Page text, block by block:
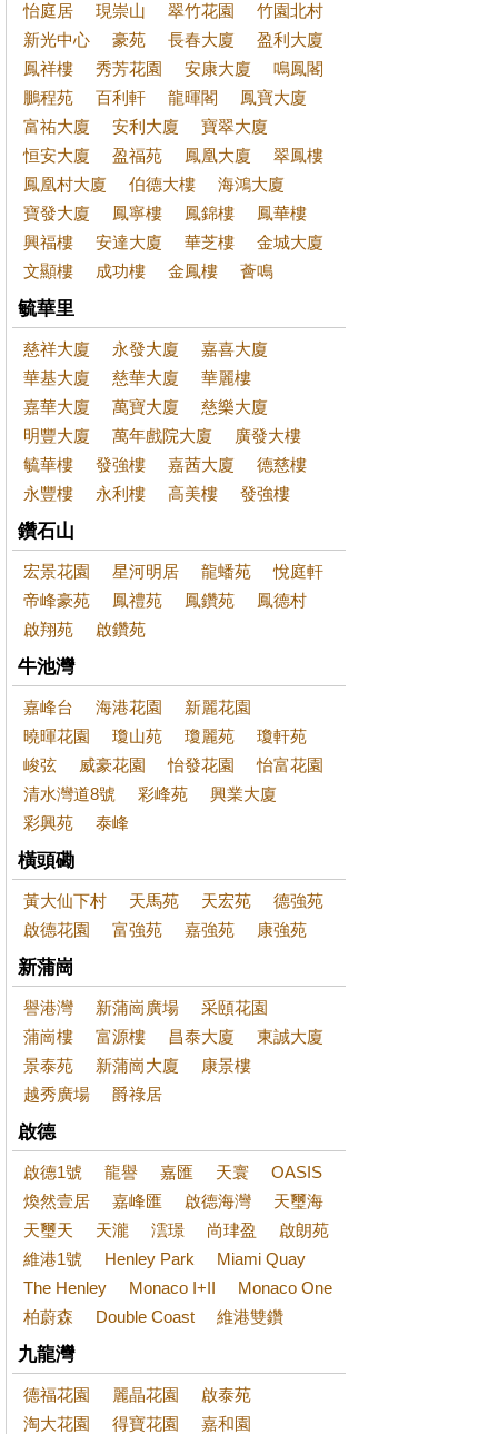
怡庭居
現崇山 翠竹花園
竹園北村
新光中心
豪苑 長春大廈
盈利大廈
鳳祥樓
秀芳花園 安康大廈
鳴鳳閣
鵬程苑
百利軒 龍暉閣
鳳寶大廈
富祐大廈
安利大廈
寶翠大廈
恒安大廈
盈福苑 鳳凰大廈
翠鳳樓
鳳凰村大廈
伯德大樓
海鴻大廈
寶發大廈
鳳寧樓 鳳錦樓
鳳華樓
興福樓
安達大廈 華芝樓
金城大廈
文顯樓
成功樓 金鳳樓 薈鳴
毓華里
慈祥大廈 永發大廈
嘉喜大廈
華基大廈
慈華大廈
華麗樓
嘉華大廈
萬寶大廈
慈樂大廈
明豐大廈
萬年戲院大廈
廣發大樓
毓華樓
發強樓 嘉茜大廈
德慈樓
永豐樓
永利樓 高美樓 發強樓
鑽石山
宏景花園 星河明居 龍蟠苑
悅庭軒
帝峰豪苑
鳳禮苑 鳳鑽苑
鳳德村
啟翔苑
啟鑽苑
牛池灣
嘉峰台 海港花園
新麗花園
曉暉花園
瓊山苑 瓊麗苑
瓊軒苑
峻弦
威豪花園 怡發花園
怡富花園
清水灣道8號
彩峰苑
興業大廈
彩興苑
泰峰
橫頭磡
黃大仙下村 天馬苑 天宏苑
德強苑
啟德花園
富強苑 嘉強苑 康強苑
新蒲崗
譽港灣 新蒲崗廣場
采頤花園
蒲崗樓
富源樓 昌泰大廈
東誠大廈
景泰苑
新蒲崗大廈
康景樓
越秀廣場
爵祿居
啟德
啟德1號 龍譽 嘉匯 天寰
OASIS
煥然壹居
嘉峰匯 啟德海灣
天璽海
天璽天
天瀧 澐璟 尚珒盈
啟朗苑
維港1號
Henley Park
Miami Quay
The Henley
Monaco I+II
Monaco One
柏蔚森
Double Coast 維港雙鑽
九龍灣
德福花園 麗晶花園
啟泰苑
淘大花園
得寶花園 嘉和園